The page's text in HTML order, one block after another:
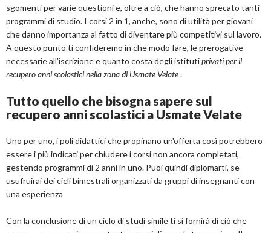
sgomenti per varie questioni e, oltre a ciò, che hanno sprecato tanti
programmi di studio. I corsi 2 in 1, anche, sono di utilità per giovani
che danno importanza al fatto di diventare più competitivi sul lavoro.
A questo punto ti confideremo in che modo fare, le prerogative
necessarie all'iscrizione e quanto costa degli istitutiprivati per il
recupero anni scolastici nella zona di Usmate Velate.
Tutto quello che bisogna sapere sul
recupero anni scolastici a Usmate Velate
Uno per uno, i poli didattici che propinano un'offerta così potrebbero
essere i più indicati per chiudere i corsi non ancora completati,
gestendo programmi di 2 anni in uno. Puoi quindi diplomarti, se
usufruirai dei cicli bimestrali organizzati da gruppi di insegnanti con
una esperienza
Con la conclusione di un ciclo di studi simile ti si fornirà di ciò che